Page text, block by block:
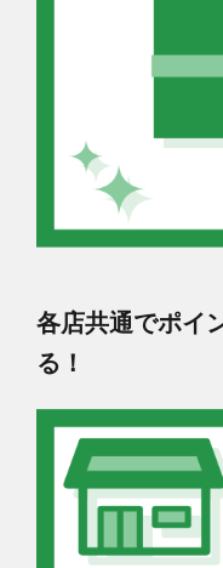
各店共通でポイ
る！